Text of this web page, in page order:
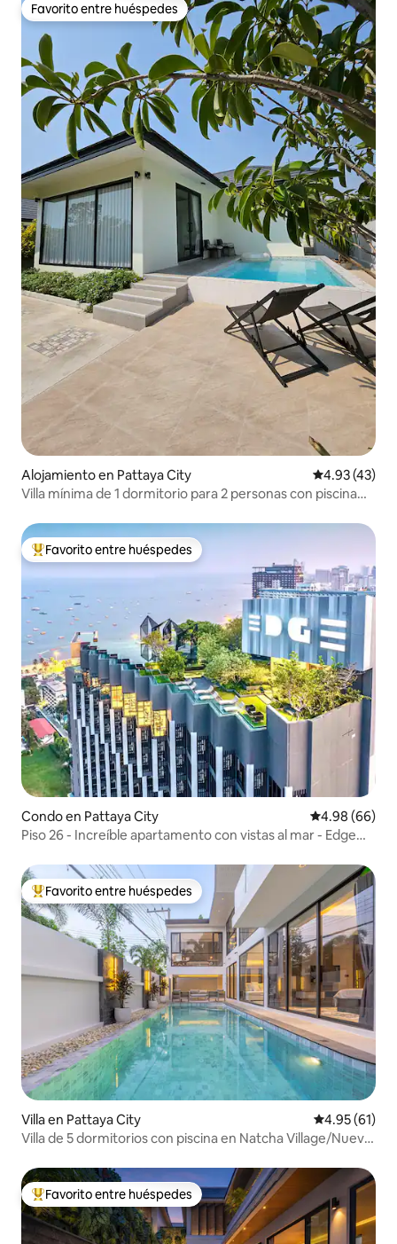
Favorito entre huéspedes
Favorito entre huéspedes
Alojamiento en Pattaya City Calificación
4.93 (43)
Villa mínima de 1 dormitorio para 2 personas con piscina
Favorito entre huéspedes preferido
Favorito entre huéspedes
Condo en Pattaya City Calificación
4.98 (66)
Piso 26 - Increíble apartamento con vistas al mar - Edge
Favorito entre huéspedes preferido
Favorito entre huéspedes
Villa en Pattaya City Calificación
4.95 (61)
Villa de 5 dormitorios con piscina en Natcha Village/Nueva
Pattaya
Favorito entre huéspedes preferido
Favorito entre huéspedes